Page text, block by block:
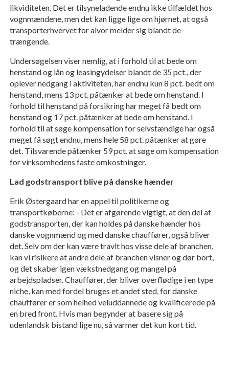
likviditeten. Det er tilsyneladende endnu ikke tilfældet hos
vognmændene, men det kan ligge lige om hjørnet, at også
transporterhvervet for alvor melder sig blandt de
trængende.
Undersøgelsen viser nemlig, at i forhold til at bede om
henstand og lån og leasingydelser blandt de 35 pct., der
oplever nedgang i aktiviteten, har endnu kun 8 pct. bedt om
henstand, mens 13 pct. påtænker at bede om henstand. I
forhold til henstand på forsikring har meget få bedt om
henstand og 17 pct. påtænker at bede om henstand. I
forhold til at søge kompensation for selvstændige har også
meget få søgt endnu, mens hele 58 pct. påtænker at gøre
det. Tilsvarende påtænker 59 pct. at søge om kompensation
for virksomhedens faste omkostninger.
Lad godstransport blive på danske hænder
Erik Østergaard har en appel til politikerne og
transportkøberne: - Det er afgørende vigtigt, at den del af
godstransporten, der kan holdes på danske hænder hos
danske vognmænd og med danske chauffører, også bliver
det. Selv om der kan være travlt hos visse dele af branchen,
kan vi risikere at andre dele af branchen visner og dør bort,
og det skaber igen vækstnedgang og mangel på
arbejdspladser. Chauffører, der bliver overflødige i en type
niche, kan med fordel bruges et andet sted, for danske
chauffører er som helhed veluddannede og kvalificerede på
en bred front. Hvis man begynder at basere sig på
udenlandsk bistand lige nu, så varmer det kun kort tid.